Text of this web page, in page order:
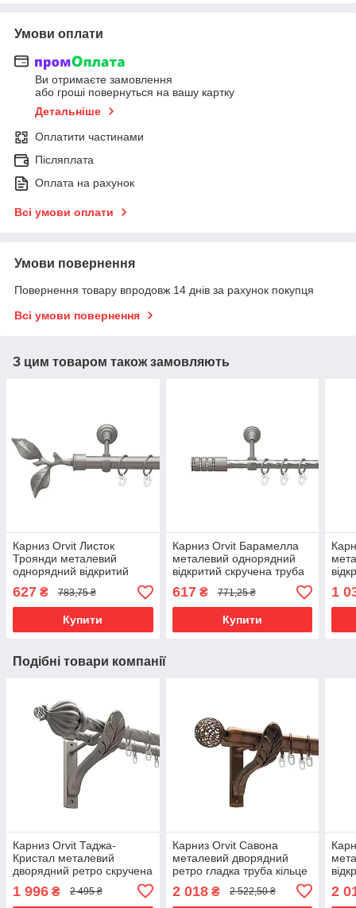
Умови оплати
Ви отримаєте замовлення
або гроші повернуться на вашу картку
Детальніше
Оплатити частинами
Післяплата
Оплата на рахунок
Всі умови оплати
Умови повернення
Повернення товару впродовж 14 днів за рахунок покупця
Всі умови повернення
З цим товаром також замовляють
Карниз Orvit Листок
Троянди металевий
однорядний відкритий
металеве Сатин 25 мм
200 см (6322032)
627 ₴ 783,75 ₴
Купити
Карниз Orvit Барамелла
металевий однорядний
відкритий скручена труба
кільце металеве Сатин 16
мм 160 см (00-00022697)
617₴ 771,25 ₴
Купити
160
1
Подібні товари компанії
Карниз Orvit Таджа-
Кристал металевий
дворядний ретро скручена
Сатин 25\19 мм 300 см
1 996 ₴ 2 495 ₴
Карниз Orvit Савона
металевий дворядний
ретро гладка труба кільце
металеве Мідь 25\19 мм
300 см (00-00009899)
2 018₴ 2 522,50 ₴ 2